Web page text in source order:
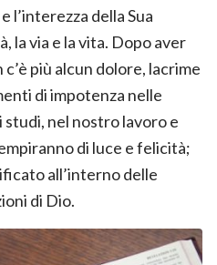
l’interezza della Sua
la via e la vita. Dopo aver
più alcun dolore, lacrime
di impotenza nelle
nel nostro lavoro e
di luce e felicità;
all’interno delle
di Dio.